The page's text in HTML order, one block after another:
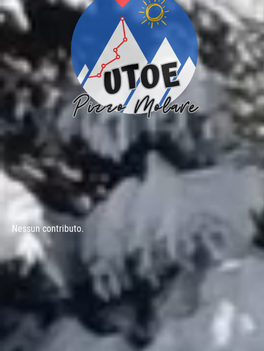
Nessun contributo.